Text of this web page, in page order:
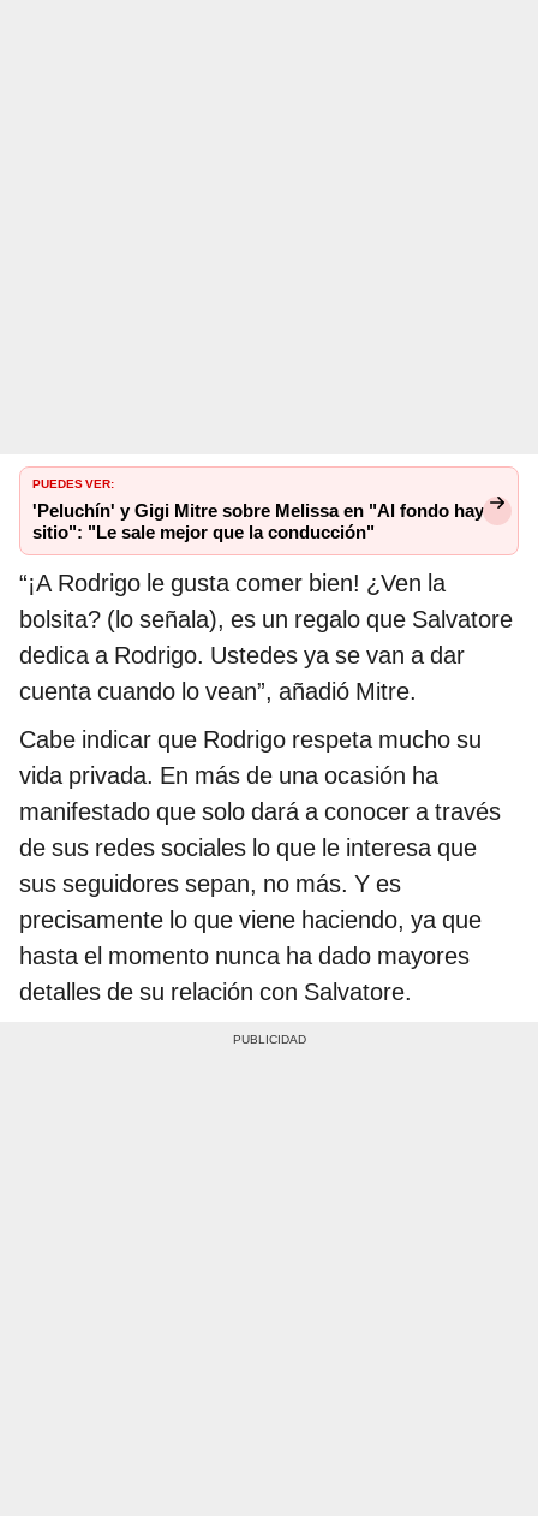
PUEDES VER:
'Peluchín' y Gigi Mitre sobre Melissa en "Al fondo hay
sitio": "Le sale mejor que la conducción"
“¡A Rodrigo le gusta comer bien! ¿Ven la
bolsita? (lo señala), es un regalo que Salvatore
dedica a Rodrigo. Ustedes ya se van a dar
cuenta cuando lo vean”, añadió Mitre.
Cabe indicar que Rodrigo respeta mucho su
vida privada. En más de una ocasión ha
manifestado que solo dará a conocer a través
de sus redes sociales lo que le interesa que
sus seguidores sepan, no más. Y es
precisamente lo que viene haciendo, ya que
hasta el momento nunca ha dado mayores
detalles de su relación con Salvatore.